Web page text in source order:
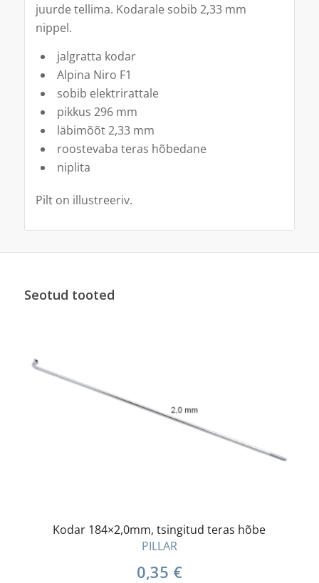
juurde tellima. Kodarale sobib 2,33 mm
nippel.
jalgratta kodar
Alpina Niro F1
sobib elektrirattale
pikkus 296 mm
läbimõõt 2,33 mm
roostevaba teras hõbedane
niplita
Pilt on illustreeriv.
Seotud tooted
Kodar 184×2,0mm, tsingitud teras hõbe
PILLAR
0,35 €